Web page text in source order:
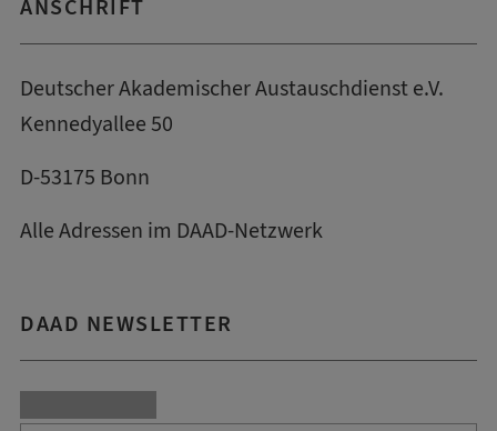
ANSCHRIFT
Deutscher Akademischer Austauschdienst e.V.
Kennedyallee 50
D-53175 Bonn
Alle Adressen im DAAD-Netzwerk
DAAD NEWSLETTER